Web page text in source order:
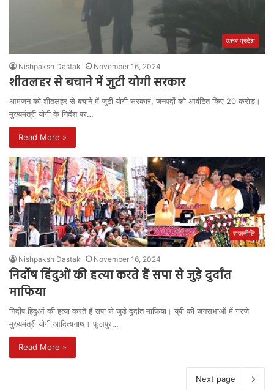
उत्तर प्रदेश
Nishpaksh Dastak November 16, 2024
शीतलहर से बचाने में जुटी योगी सरकार
आमजन को शीतलहर से बचाने में जुटी योगी सरकार, जनपदों को आवंटित किए 20 करोड़।
मुख्यमंत्री योगी के निर्देश पर…
Read More »
राजनीति
Nishpaksh Dastak November 16, 2024
निर्दोष हिंदुओं की हत्या करते हैं सपा से जुड़े दुर्दांत
माफिया
निर्दोष हिंदुओं की हत्या करते हैं सपा से जुड़े दुर्दांत माफिया। यूपी की जनसभाओं में गरजे
मुख्यमंत्री योगी आदित्यनाथ। फूलपुर…
Read More »
Next page